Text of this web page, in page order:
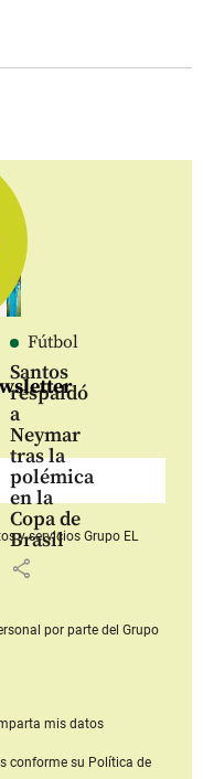
Fútbol
Santos
respaldó
a
Neymar
tras la
polémica
en la
Copa de
Brasil
share
y serviciosGrupo EL
por parte del Grupo
mis datos
conforme su Política de